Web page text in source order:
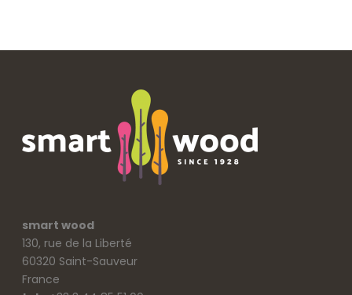
smart wood
130, rue de la Liberté
60320 Saint-Sauveur
France